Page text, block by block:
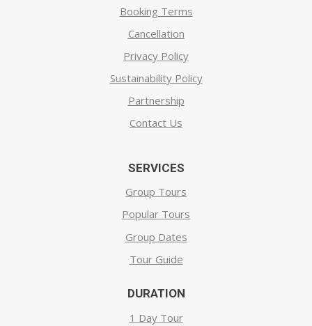
Booking Terms
Cancellation
Privacy Policy
Sustainability Policy
Partnership
Contact Us
SERVICES
Group Tours
Popular Tours
Group Dates
Tour Guide
DURATION
1 Day Tour